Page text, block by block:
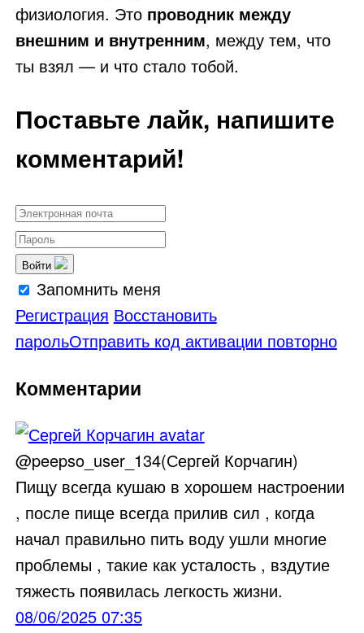
физиология. Это проводник между
внешним и внутренним, между тем, что
ты взял — и что стало тобой.
Поставьте лайк, напишите
комментарий!
Войти
Запомнить меня
Регистрация Восстановить
парольОтправить код активации повторно
Комментарии
@peepso_user_134(Сергей Корчагин)
Пищу всегда кушаю в хорошем настроении
, после пище всегда прилив сил , когда
начал правильно пить воду ушли многие
проблемы , такие как усталость , вздутие
тяжесть появилась легкость жизни.
08/06/2025 07:35